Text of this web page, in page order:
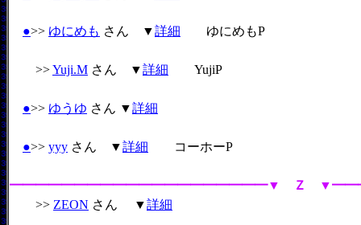
●>> ゆにめも さん ▼詳細 ゆにめもP
>>Yuji.M さん ▼詳細 YujiP
●>> ゆうゆ さん ▼詳細
●>> yyy さん ▼詳細 コーホーP
━━━━━━━━━━━━━━━━━━━━▼ Ｚ
>> ZEON さん ▼詳細